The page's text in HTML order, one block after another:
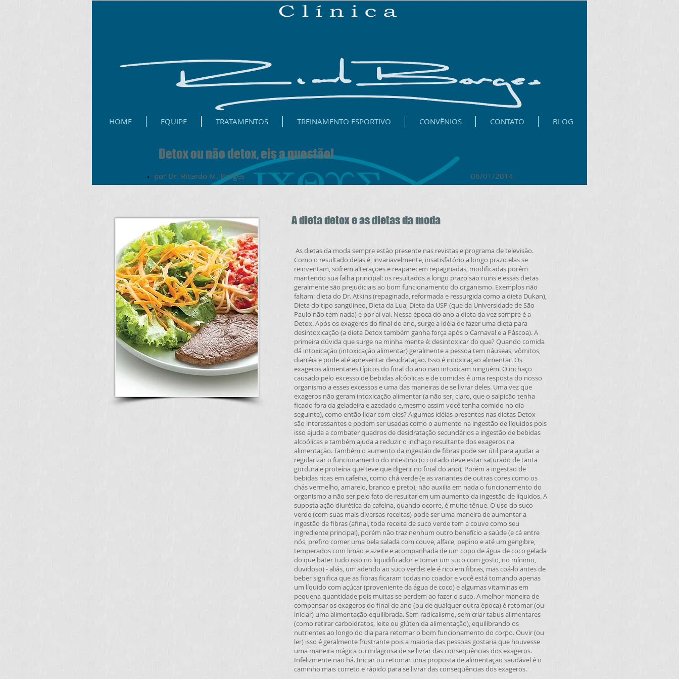
HOME EQUIPE TRATAMENTOS TREINAMENTO ESPORTIVO CONVÊNIOS CONTATO BLOG
Detox ou não detox, eis a questão!
por Dr. Ricardo M. Borges 06/01/2014
A dieta detox e as dietas da moda
As dietas da moda sempre estão presente nas revistas e programa de televisão.
Como o resultado delas é, invariavelmente, insatisfatório a longo prazo elas se
reinventam, sofrem alterações e reaparecem repaginadas, modificadas porém
mantendo sua falha principal: os resultados a longo prazo são ruins e essas dietas
geralmente são prejudiciais ao bom funcionamento do organismo. Exemplos não
faltam: dieta do Dr. Atkins (repaginada, reformada e ressurgida como a dieta Dukan),
Dieta do tipo sangüíneo, Dieta da Lua, Dieta da USP (que da Universidade de São
Paulo não tem nada) e por aí vai. Nessa época do ano a dieta da vez sempre é a
Detox. Após os exageros do final do ano, surge a idéia de fazer uma dieta para
desintoxicação (a dieta Detox também ganha força após o Carnaval e a Páscoa). A
primeira dúvida que surge na minha mente é: desintoxicar do que? Quando comida
dá intoxicação (intoxicação alimentar) geralmente a pessoa tem náuseas, vômitos,
diarréia e pode até apresentar desidratação. Isso é intoxicação alimentar. Os
exageros alimentares típicos do final do ano não intoxicam ninguém. O inchaço
causado pelo excesso de bebidas alcóolicas e de comidas é uma resposta do nosso
organismo a esses excessos e uma das maneiras de se livrar deles. Uma vez que
exageros não geram intoxicação alimentar (a não ser, claro, que o salpicão tenha
ficado fora da geladeira e azedado e,mesmo assim você tenha comido no dia
seguinte), como então lidar com eles? Algumas idéias presentes nas dietas Detox
são interessantes e podem ser usadas como o aumento na ingestão de líquidos pois
isso ajuda a combater quadros de desidratação secundários a ingestão de bebidas
alcoólicas e também ajuda a reduzir o inchaço resultante dos exageros na
alimentação. Também o aumento da ingestão de fibras pode ser útil para ajudar a
regularizar o funcionamento do intestino (o coitado deve estar saturado de tanta
gordura e proteína que teve que digerir no final do ano), Porém a ingestão de
bebidas ricas em cafeína, como chá verde (e as variantes de outras cores como os
chás vermelho, amarelo, branco e preto), não auxilia em nada o funcionamento do
organismo a não ser pelo fato de resultar em um aumento da ingestão de líquidos. A
suposta ação diurética da cafeína, quando ocorre, é muito tênue. O uso do suco
verde (com suas mais diversas receitas) pode ser uma maneira de aumentar a
ingestão de fibras (afinal, toda receita de suco verde tem a couve como seu
ingrediente principal), porém não traz nenhum outro benefício a saúde (e cá entre
nós, prefiro comer uma bela salada com couve, alface, pepino e até um gengibre,
temperados com limão e azeite e acompanhada de um copo de água de coco gelada
do que bater tudo isso no liqüidificador e tomar um suco com gosto, no mínimo,
duvidoso) - aliás, um adendo ao suco verde: ele é rico em fibras, mas coá-lo antes de
beber significa que as fibras ficaram todas no coador e você está tomando apenas
um líquido com açúcar (proveniente da água de coco) e algumas vitaminas em
pequena quantidade pois muitas se perdem ao fazer o suco. A melhor maneira de
compensar os exageros do final de ano (ou de qualquer outra época) é retomar (ou
iniciar) uma alimentação equilibrada. Sem radicalismo, sem criar tabus alimentares
(como retirar carboidratos, leite ou glúten da alimentação), equilibrando os
nutrientes ao longo do dia para retomar o bom funcionamento do corpo. Ouvir (ou
ler) isso é geralmente frustrante pois a maioria das pessoas gostaria que houvesse
uma maneira mágica ou milagrosa de se livrar das conseqüências dos exageros.
Infelizmente não há. Iniciar ou retomar uma proposta de alimentação saudável é o
caminho mais correto e rápido para se livrar das conseqüências dos exageros.